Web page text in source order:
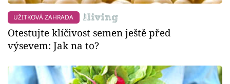
UŽITKOVÁ ZAHRADA
Otestujte klíčivost semen ještě před
výsevem: Jak na to?